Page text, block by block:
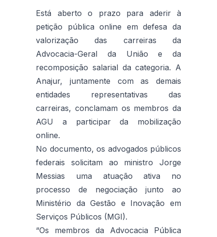
Está aberto o prazo para aderir à
petição pública online em defesa da
valorização das carreiras da
Advocacia-Geral da União e da
recomposição salarial da categoria. A
Anajur, juntamente com as demais
entidades representativas das
carreiras, conclamam os membros da
AGU a participar da mobilização
online.
No documento, os advogados públicos
federais solicitam ao ministro Jorge
Messias uma atuação ativa no
processo de negociação junto ao
Ministério da Gestão e Inovação em
Serviços Públicos (MGI).
“Os membros da Advocacia Pública